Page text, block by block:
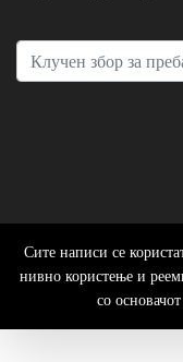
Сите написи се
нивно користење и
со